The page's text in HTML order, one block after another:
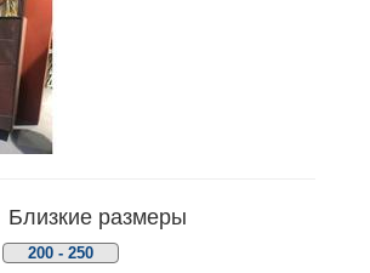
Близкие размеры
200 - 250